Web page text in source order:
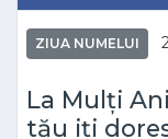
ZIUA NUMELUI
La Mulți
tău iți